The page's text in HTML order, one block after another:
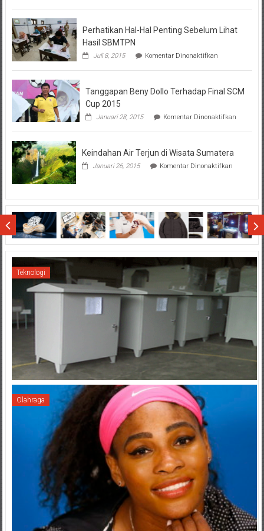
KPR
Perhatikan Hal-Hal Penting Sebelum Lihat
Hasil SBMTPN
Juli 8, 2015 Komentar Dinonaktifkanpada
Hal-
Penting
Hasil
Tanggapan Beny Dollo Terhadap Final SCM
Cup 2015
Januari 28, 2015 Komentar Dinonaktifkanpada
Beny
Keindahan Air Terjun di Wisata Sumatera
Januari 26, 2015 Komentar Dinonaktifkanpada
di
Wisata
Sumatera
Teknologi
Olahraga